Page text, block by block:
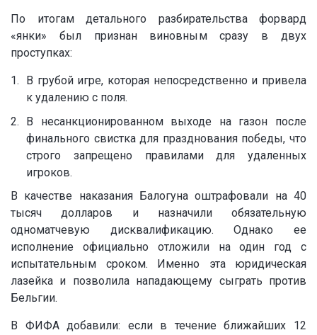
По итогам детального разбирательства форвард
«янки» был признан виновным сразу в двух
проступках:
В грубой игре, которая непосредственно и привела
к удалению с поля.
В несанкционированном выходе на газон после
финального свистка для празднования победы, что
строго запрещено правилами для удаленных
игроков.
В качестве наказания Балогуна оштрафовали на 40
тысяч долларов и назначили обязательную
одноматчевую дисквалификацию. Однако ее
исполнение официально отложили на один год с
испытательным сроком. Именно эта юридическая
лазейка и позволила нападающему сыграть против
Бельгии.
В ФИФА добавили: если в течение ближайших 12